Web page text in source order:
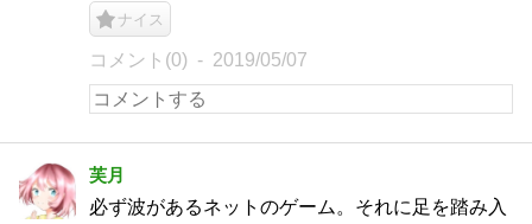
ナイス
コメント(0) 2019/05/07
芙月
必ず波があるネットのゲーム。それに足を踏み入